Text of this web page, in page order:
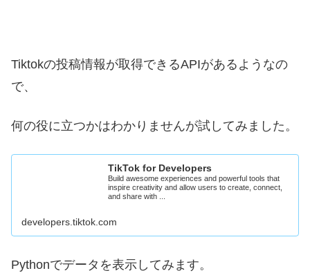
Tiktokの投稿情報が取得できるAPIがあるようなの
で、
何の役に立つかはわかりませんが試してみました。
TikTok for Developers
Build awesome experiences and powerful tools that
inspire creativity and allow users to create, connect,
and share with ...
developers.tiktok.com
Pythonでデータを表示してみます。